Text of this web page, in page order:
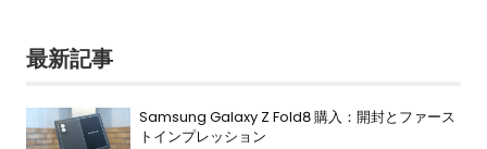
最新記事
Samsung Galaxy Z Fold8 購入：開封とファース
トインプレッション